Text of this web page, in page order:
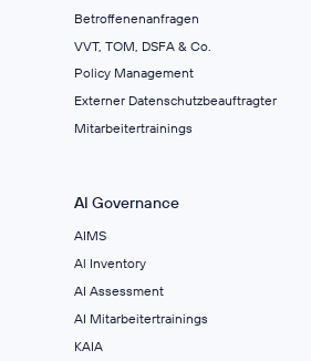
Betroffenenanfragen
VVT, TOM, DSFA & Co.
Policy Management
Externer Datenschutzbeauftragter
Mitarbeitertrainings
AI Governance
AIMS
Al Inventory
AI Assessment
AI Mitarbeitertrainings
KAIA